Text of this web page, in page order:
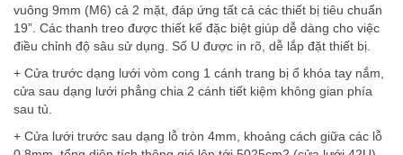
vuông 9mm (M6) cả 2 mặt, đáp ứng tất cả các thiết bị tiêu chuẩn
19”. Các thanh treo được thiết kế đặc biệt giúp dễ dàng cho việc
điều chỉnh độ sâu sử dụng. Số U được in rõ, dễ lắp đặt thiết bị.
+ Cửa trước dạng lưới vòm cong 1 cánh trang bị ổ khóa tay nắm,
cửa sau dạng lưới phẳng chia 2 cánh tiết kiệm không gian phía
sau tủ.
+ Cửa lưới trước sau dạng lỗ tròn 4mm, khoảng cách giữa các lỗ